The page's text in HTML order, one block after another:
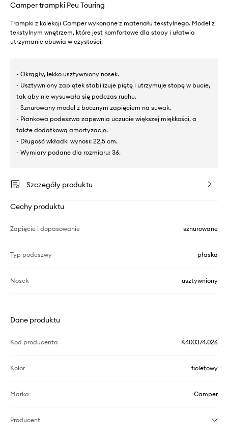
Camper trampki Peu Touring
Trampki z kolekcji Camper wykonane z materiału tekstylnego. Model z
tekstylnym wnętrzem, które jest komfortowe dla stopy i ułatwia
utrzymanie obuwia w czystości.
- Okrągły, lekko usztywniony nosek.
- Usztywniony zapiętek stabilizuje piętę i utrzymuje stopę w bucie,
tak aby nie wysuwała się podczas ruchu.
- Sznurowany model z bocznym zapięciem na suwak.
- Piankowa podeszwa zapewnia uczucie większej miękkości, a
także dodatkową amortyzację.
- Długość wkładki wynosi: 22,5 cm.
- Wymiary podane dla rozmiaru: 36.
Szczegóły produktu
Cechy produktu
Zapięcie i dopasowanie sznurowane
Typ podeszwy płaska
Nosek usztywniony
Dane produktu
Kod producenta K400374.026
Kolor fioletowy
Marka Camper
Producent